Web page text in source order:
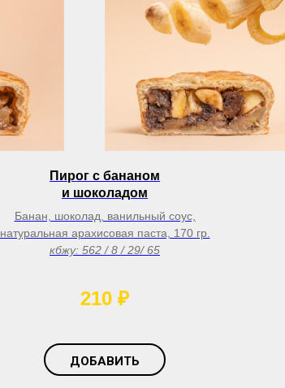
Пирог с бананом
и шоколадом
Банан, шоколад, ванильный соус,
натуральная арахисовая паста, 170 гр.
кбжу: 562 / 8 / 29/ 65
210 ₽
ДОБАВИТЬ